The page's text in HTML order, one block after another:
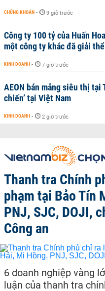
CHỨNG KHOÁN - 9 giờ trước
Công ty 100 tỷ của Huấn
một công ty khác đã giải thể
KINH DOANH - 7 giờ trước
AEON bán mảng siêu thị tại
chiến’ tại Việt Nam
KINH DOANH - 2 giờ trước
Thanh tra Chính
phạm tại Bảo Tín
PNJ, SJC, DOJI,
Công an
6 doanh nghiệp vàng
luận của thanh tra